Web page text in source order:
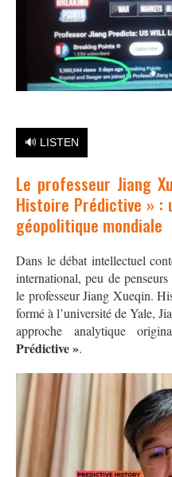
🔊 LISTEN
Le professeur Jiang
Histoire Prédictive » :
géopolitique mondiale
Dans le débat intellectuel
international, peu de
le professeur Jiang Xueqin.
formé à l’université de Yale,
approche analytique
Prédictive ».